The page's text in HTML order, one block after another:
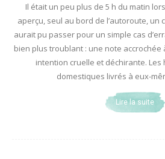
Il était un peu plus de 5 h du matin
aperçu, seul au bord de l’autoroute, un
aurait pu passer pour un simple cas
bien plus troublant : une note
intention cruelle et déchirante. Les
domestiques livrés à eux-
Lire la suite